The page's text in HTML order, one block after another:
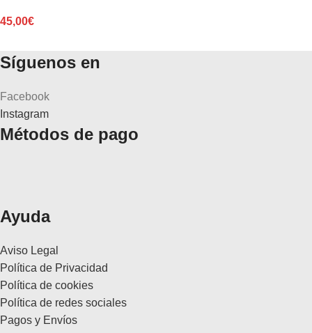
45,00€
Síguenos en
Facebook
Instagram
Métodos de pago
Ayuda
Aviso Legal
Política de Privacidad
Política de cookies
Política de redes sociales
Pagos y Envíos